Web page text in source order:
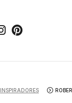
INSPIRADORES